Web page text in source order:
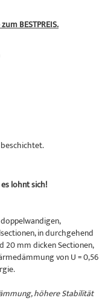
BESTPREIS.
lohnt sich!
in durchgehend
20 mm dicken Sectionen,
von U = 0,56
höhere Stabilität